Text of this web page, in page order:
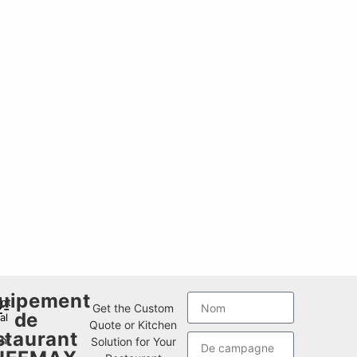
de
Get the Custom
Quote or Kitchen
Solution for Your